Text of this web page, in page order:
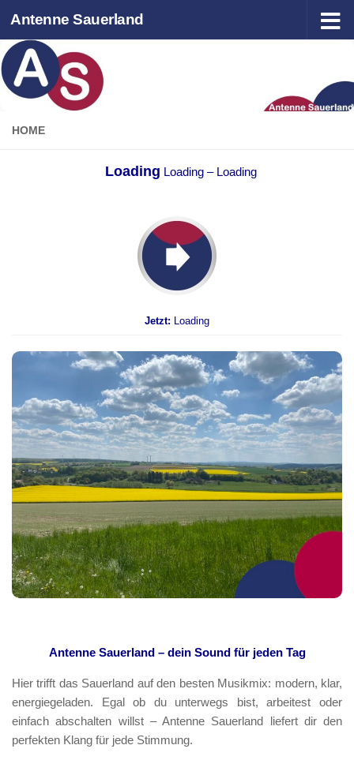
Zum Inhalt springen
Antenne Sauerland
HOME
Loading Loading – Loading
Jetzt: Loading
Antenne Sauerland – dein Sound für jeden Tag
Hier trifft das Sauerland auf den besten Musikmix: modern, klar,
energiegeladen. Egal ob du unterwegs bist, arbeitest oder
einfach abschalten willst – Antenne Sauerland liefert dir den
perfekten Klang für jede Stimmung.